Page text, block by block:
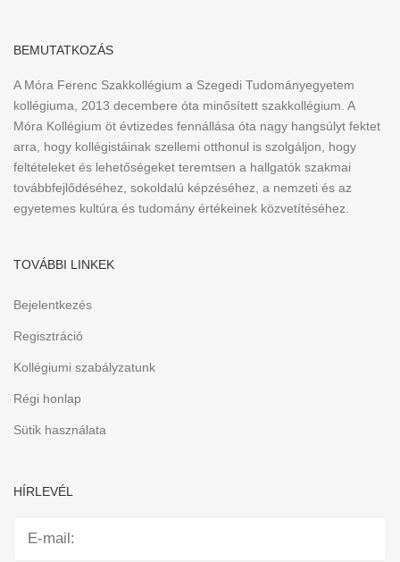
BEMUTATKOZÁS
A Móra Ferenc Szakkollégium a Szegedi Tudományegyetem
kollégiuma, 2013 decembere óta minősített szakkollégium. A
Móra Kollégium öt évtizedes fennállása óta nagy hangsúlyt fektet
arra, hogy kollégistáinak szellemi otthonul is szolgáljon, hogy
feltételeket és lehetőségeket teremtsen a hallgatók szakmai
továbbfejlődéséhez, sokoldalú képzéséhez, a nemzeti és az
egyetemes kultúra és tudomány értékeinek közvetítéséhez.
TOVÁBBI LINKEK
Bejelentkezés
Regisztráció
Kollégiumi szabályzatunk
Régi honlap
Sütik használata
HÍRLEVÉL